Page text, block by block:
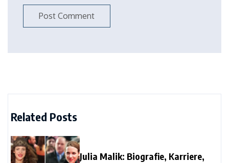
Related Posts
Julia Malik: Biografie, Karriere,